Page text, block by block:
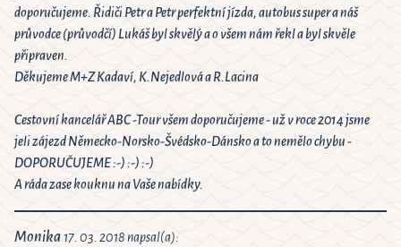
doporučujeme. Řidiči Petr a Petr perfektní jízda, autobus super a náš
průvodce (průvodčí) Lukáš byl skvělý a o všem nám řekl a byl skvěle
připraven.
Děkujeme M+Z Kadaví, K.Nejedlová a R.Lacina
Cestovní kancelář ABC -Tour všem doporučujeme - už v roce 2014 jsme
jeli zájezd Německo-Norsko-Švédsko-Dánsko a to nemělo chybu -
DOPORUČUJEME :-) :-) :-)
A ráda zase kouknu na Vaše nabídky.
Monika17. 03. 2018 napsal(a):